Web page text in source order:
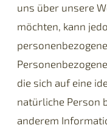
uns über unsere
möchten, kann
die sich auf eine
natürliche Person
anderem